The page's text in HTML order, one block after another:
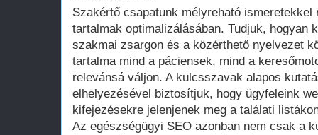
Szakértő csapatunk mélyreható
tartalmak optimalizálásában. Tudjuk, hogyan
szakmai zsargon és a közérthető nyelvezet
tartalma mind a páciensek, mind a
relevánsá váljon. A kulcsszavak alapos
elhelyezésével biztosítjuk, hogy ügyfeleink
kifejezésekre jelenjenek meg a találati
Az egészségügyi SEO azonban nem csak a